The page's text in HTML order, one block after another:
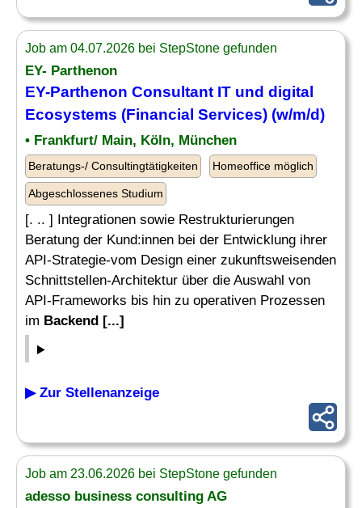
Job am 04.07.2026 bei StepStone gefunden
EY- Parthenon
EY-Parthenon Consultant IT und digital
Ecosystems (Financial Services) (w/m/d)
• Frankfurt/ Main, Köln, München
Beratungs-/ Consultingtätigkeiten Homeoffice möglich
Abgeschlossenes Studium
[. .. ] Integrationen sowie Restrukturierungen
Beratung der Kund:innen bei der Entwicklung ihrer
API-Strategie-vom Design einer zukunftsweisenden
Schnittstellen-Architektur über die Auswahl von
API-Frameworks bis hin zu operativen Prozessen
im Backend [...]
▶ Zur Stellenanzeige
Job am 23.06.2026 bei StepStone gefunden
adesso business consulting AG